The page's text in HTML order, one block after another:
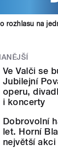
rozhlasu na
Ve Valči se
Jubilejní
operu,
i koncerty
Dobrovolní
let. Horní
největší akci